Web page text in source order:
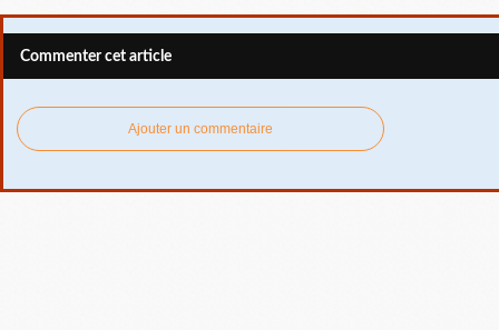
Commenter cet article
Ajouter un commentaire